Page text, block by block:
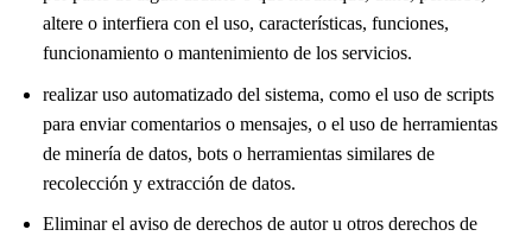
altere o interfiera con el uso, características, funciones,
funcionamiento o mantenimiento de los servicios.
realizar uso automatizado del sistema, como el uso de scripts
para enviar comentarios o mensajes, o el uso de herramientas
de minería de datos, bots o herramientas similares de
recolección y extracción de datos.
Eliminar el aviso de derechos de autor u otros derechos de